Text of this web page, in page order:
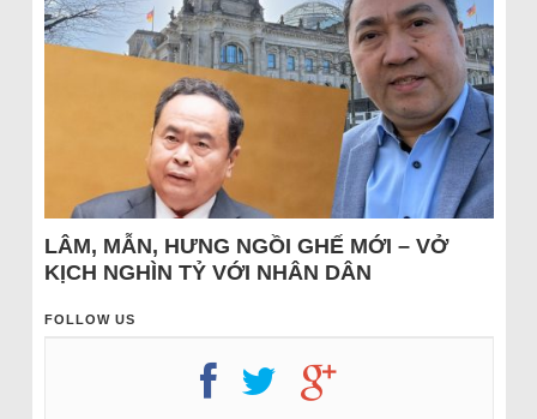
LÂM, MẪN, HƯNG NGỒI GHẾ MỚI – VỞ
KỊCH NGHÌN TỶ VỚI NHÂN DÂN
FOLLOW US